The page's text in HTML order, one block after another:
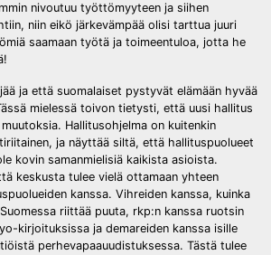
nivoutuu työttömyyteen ja siihen
niin eikö järkevämpää olisi tarttua juuri
saamaan työtä ja toimeentuloa, jotta he
ja että suomalaiset pystyvät elämään hyvää
mielessä toivon tietysti, että uusi hallitus
Hallitusohjelma on kuitenkin
ja näyttää siltä, että hallituspuolueet
kovin samanmielisiä kaikista asioista.
keskusta tulee vielä ottamaan yhteen
kanssa. Vihreiden kanssa, kuinka
riittää puuta, rkp:n kanssa ruotsin
kirjoituksissa ja demareiden kanssa isille
perhevapaauudistuksessa. Tästä tulee